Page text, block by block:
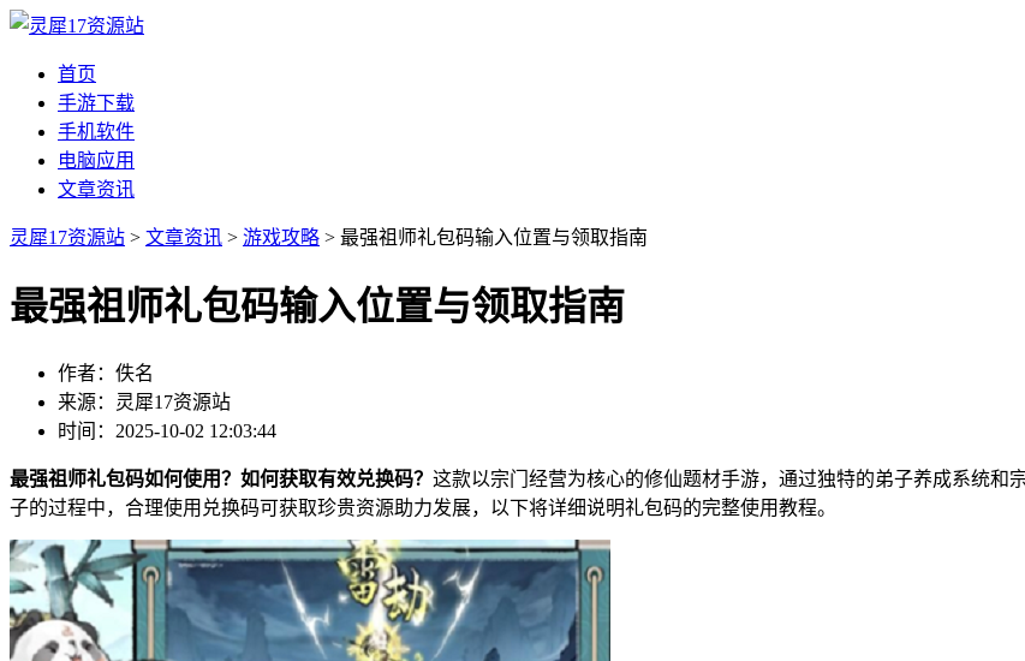
首页
手游下载
手机软件
电脑应用
文章资讯
灵犀17资源站 > 文章资讯 > 游戏攻略 > 最强祖师礼包码输入位置与领取指南
最强祖师礼包码输入位置与领取指南
作者：佚名
来源：灵犀17资源站
时间：2025-10-02 12:03:44
最强祖师礼包码如何使用？如何获取有效兑换码？ 这款以宗门经营为核心的修仙题材手游，通过独特的弟子养成系统
子的过程中，合理使用兑换码可获取珍贵资源助力发展，以下将详细说明礼包码的完整使用教程。